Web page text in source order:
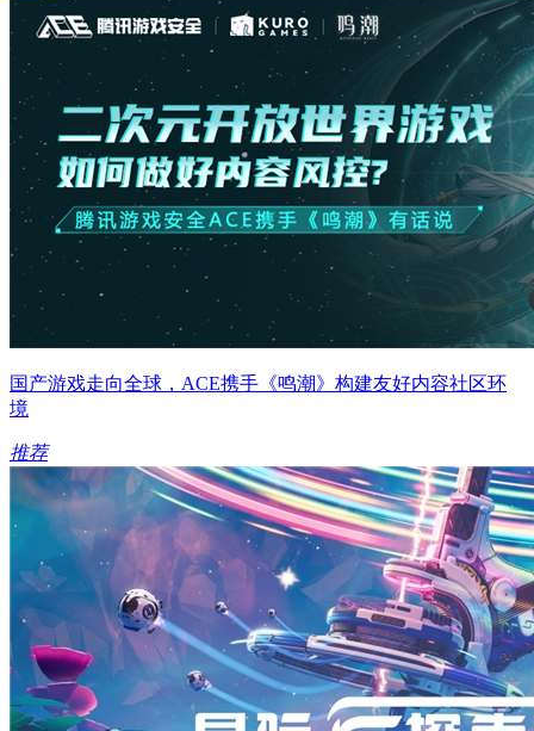
国产游戏走向全球，ACE携手《鸣潮》构建友好内容社区环
境
推荐